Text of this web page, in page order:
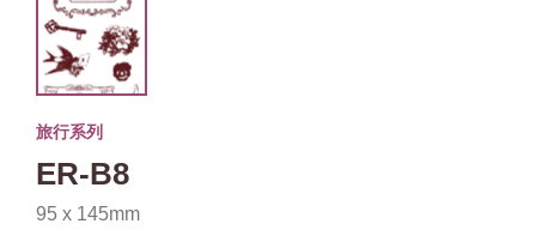
旅行系列
ER-B8
95 x 145mm